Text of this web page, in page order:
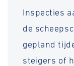
Inspecties
de
gepland
steigers of